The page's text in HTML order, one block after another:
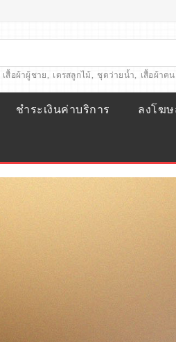
เสื้อผ้าผู้ชาย, เดรสลูกไม้, ชุดว่ายน้ำ, เสื้อผ้าค
ชำระเงินค่าบริการ ลงโฆ